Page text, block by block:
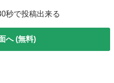
秒で投稿出来る
へ (無料)